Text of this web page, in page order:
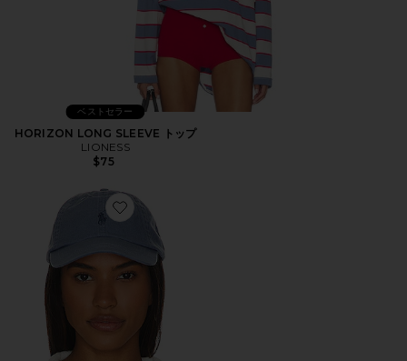
ベストセラー
HORIZON LONG SLEEVE トップ
LIONESS
$75
Favorite ハット